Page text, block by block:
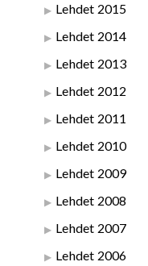
Lehdet 2015
Lehdet 2014
Lehdet 2013
Lehdet 2012
Lehdet 2011
Lehdet 2010
Lehdet 2009
Lehdet 2008
Lehdet 2007
Lehdet 2006